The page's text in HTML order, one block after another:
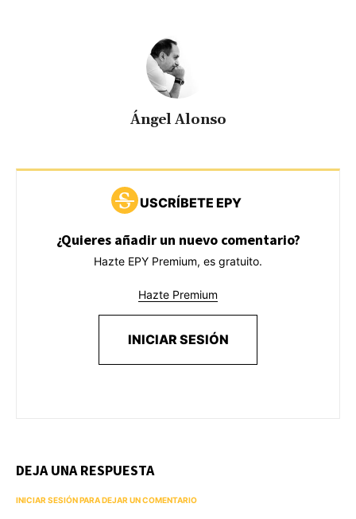
Ángel Alonso
USCRÍBETE EPY
¿Quieres añadir un nuevo comentario?
Hazte EPY Premium, es gratuito.
Hazte Premium
INICIAR SESIÓN
DEJA UNA RESPUESTA
INICIAR SESIÓN PARA DEJAR UN COMENTARIO